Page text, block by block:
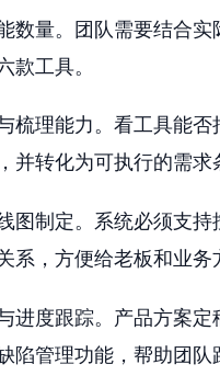
数量。团队需要结合
款工具。
梳理能力。看工具能
并转化为可执行的需求
图制定。系统必须支
系，方便给老板和业务
进度跟踪。产品方案
陷管理功能，帮助团队